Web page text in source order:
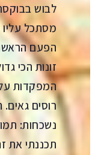
לבוש
מסתכל
הפעם
זונות הכי
המפקדות
רוסים
נשכחות:
תכננתי את